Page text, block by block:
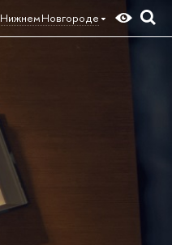
Нижнем Новгороде